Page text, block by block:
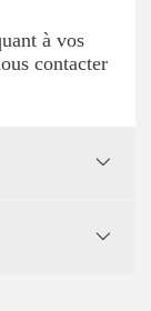
à vos
contacter